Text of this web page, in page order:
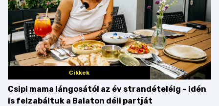
Cikkek
Csipi mama lángosától az év strandételéig – idén
is felzabáltuk a Balaton déli partját